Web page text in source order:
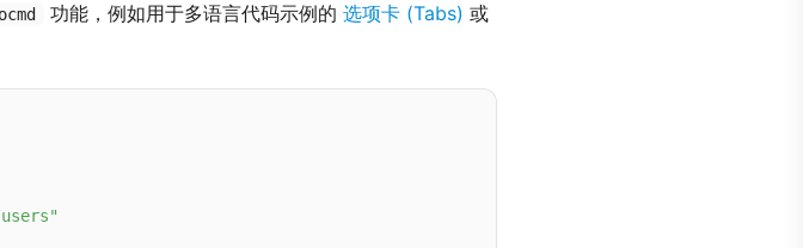
功能，例如用于多语言代码示例的选项卡 (Tabs) 或